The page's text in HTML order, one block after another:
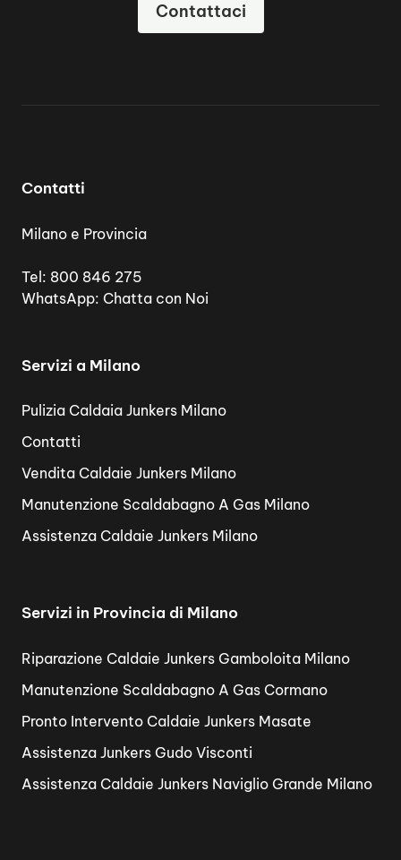
Contattaci
Contatti
Milano e Provincia
Tel: 800 846 275
WhatsApp: Chatta con Noi
Servizi a Milano
Pulizia Caldaia Junkers Milano
Contatti
Vendita Caldaie Junkers Milano
Manutenzione Scaldabagno A Gas Milano
Assistenza Caldaie Junkers Milano
Servizi in Provincia di Milano
Riparazione Caldaie Junkers Gamboloita Milano
Manutenzione Scaldabagno A Gas Cormano
Pronto Intervento Caldaie Junkers Masate
Assistenza Junkers Gudo Visconti
Assistenza Caldaie Junkers Naviglio Grande Milano